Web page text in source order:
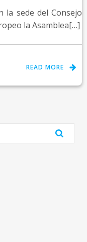
la sede del Consejo
la Asamblea[…]
READ MORE